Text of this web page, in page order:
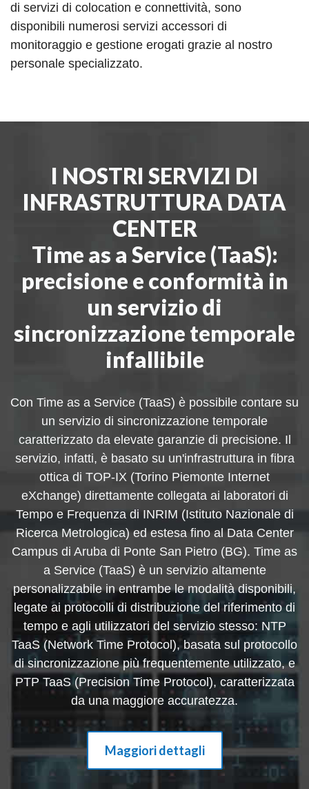
di servizi di colocation e connettività, sono
disponibili numerosi servizi accessori di
monitoraggio e gestione erogati grazie al nostro
personale specializzato.
I NOSTRI SERVIZI DI
INFRASTRUTTURA DATA
CENTER
Time as a Service (TaaS):
precisione e conformità in
un servizio di
sincronizzazione temporale
infallibile
Con Time as a Service (TaaS) è possibile contare su
un servizio di sincronizzazione temporale
caratterizzato da elevate garanzie di precisione. Il
servizio, infatti, è basato su un'infrastruttura in fibra
ottica di TOP-IX (Torino Piemonte Internet
eXchange) direttamente collegata ai laboratori di
Tempo e Frequenza di INRIM (Istituto Nazionale di
Ricerca Metrologica) ed estesa fino al Data Center
Campus di Aruba di Ponte San Pietro (BG). Time as
a Service (TaaS) è un servizio altamente
personalizzabile in entrambe le modalità disponibili,
legate ai protocolli di distribuzione del riferimento di
tempo e agli utilizzatori del servizio stesso: NTP
TaaS (Network Time Protocol), basata sul protocollo
di sincronizzazione più frequentemente utilizzato, e
PTP TaaS (Precision Time Protocol), caratterizzata
da una maggiore accuratezza.
Maggiori dettagli